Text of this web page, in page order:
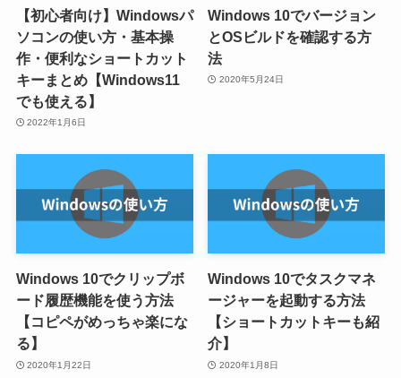
【初心者向け】Windowsパ
ソコンの使い方・基本操
作・便利なショートカット
キーまとめ【Windows11
でも使える】
2022年1月6日
Windows 10でバージョン
とOSビルドを確認する方
法
2020年5月24日
Windows 10でクリップボ
ード履歴機能を使う方法
【コピペがめっちゃ楽にな
る】
2020年1月22日
Windows 10でタスクマネ
ージャーを起動する方法
【ショートカットキーも紹
介】
2020年1月8日